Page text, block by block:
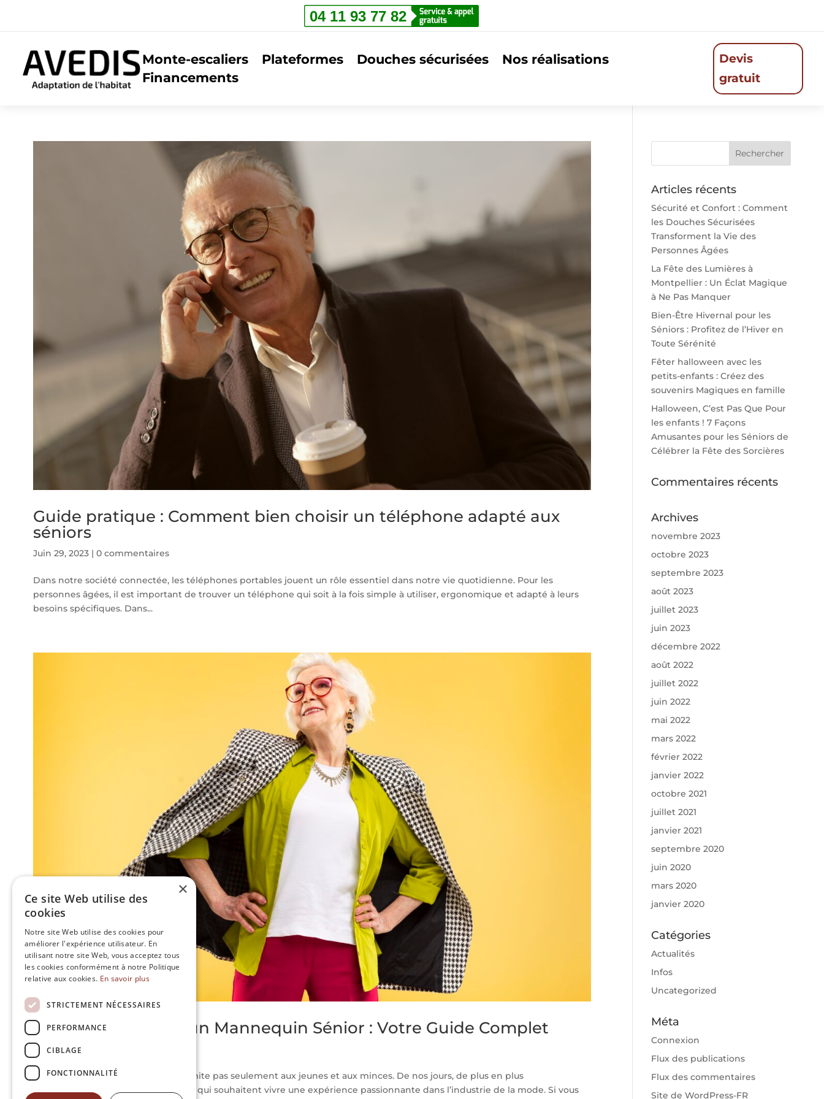
Monte-escaliers Plateformes Douches sécurisées
Nos réalisations
Financements
Devis
gratuit
Guide pratique : Comment bien choisir un téléphone adapté aux
séniors
Juin 29, 2023| 0 commentaires
Dans notre société connectée, les téléphones portables jouent un rôle essentiel dans notre vie quotidienne. Pour les
personnes âgées, il est important de trouver un téléphone qui soit à la fois simple à utiliser, ergonomique et adapté à leurs
besoins spécifiques. Dans...
Comment Devenir un Mannequin Sénior : Votre Guide Complet
Juin 29, 2023
Le monde du mannequinat ne se limite pas seulement aux jeunes et aux minces. De nos jours, de plus en plus
d’opportunités s’ouvrent aux séniors qui souhaitent vivre une expérience passionnante dans l’industrie de la mode. Si vous
Articles récents
Sécurité et Confort : Comment
les Douches Sécurisées
Transforment la Vie des
Personnes Âgées
La Fête des Lumières à
Montpellier : Un Éclat Magique
à Ne Pas Manquer
Bien-Être Hivernal pour les
Séniors : Profitez de l’Hiver en
Toute Sérénité
Fêter halloween avec les
petits-enfants : Créez des
souvenirs Magiques en famille
Halloween, C’est Pas Que Pour
les enfants ! 7 Façons
Amusantes pour les Séniors de
Célébrer la Fête des Sorcières
Commentaires récents
Archives
novembre 2023
octobre 2023
septembre 2023
août 2023
juillet 2023
juin 2023
décembre 2022
août 2022
juillet 2022
juin 2022
mai 2022
mars 2022
février 2022
janvier 2022
octobre 2021
juillet 2021
janvier 2021
septembre 2020
juin 2020
mars 2020
janvier 2020
Catégories
Actualités
Infos
Uncategorized
Méta
Connexion
Flux des publications
Flux des commentaires
Site de WordPress-FR
×
Ce site Web utilise des
cookies
Notre site Web utilise des cookies pour
améliorer l'expérience utilisateur. En
utilisant notre site Web, vous acceptez tous
les cookies conformément à notre Politique
relative aux cookies. En savoir plus
STRICTEMENT NÉCESSAIRES
PERFORMANCE
CIBLAGE
FONCTIONNALITÉ